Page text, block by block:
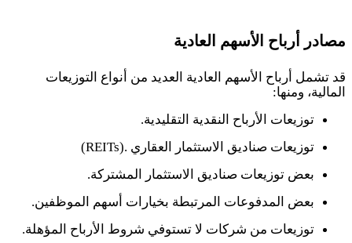
مصادر أرباح الأسهم العادية
قد تشمل أرباح الأسهم العادية العديد من أنواع التوزيعات
المالية، ومنها:
توزيعات الأرباح النقدية التقليدية.
توزيعات صناديق الاستثمار العقاري (REITs).
بعض توزيعات صناديق الاستثمار المشتركة.
بعض المدفوعات المرتبطة بخيارات أسهم الموظفين.
توزيعات من شركات لا تستوفي شروط الأرباح المؤهلة.